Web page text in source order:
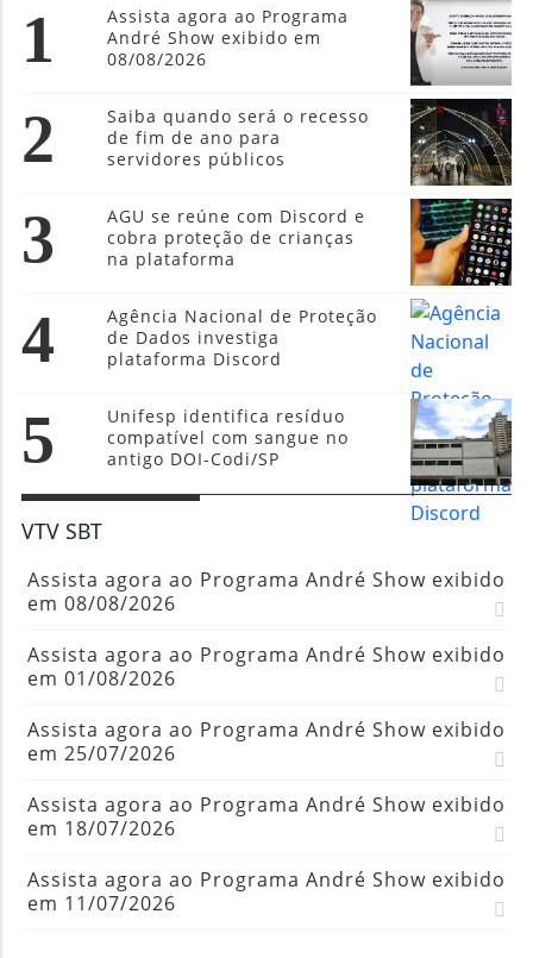
1
Assista agora ao Programa
André Show exibido em
08/08/2026
2
Saiba quando será o recesso
de fim de ano para
servidores públicos
3
AGU se reúne com Discord e
cobra proteção de crianças
na plataforma
4
Agência Nacional de Proteção
de Dados investiga
plataforma Discord
5
Unifesp identifica resíduo
compatível com sangue no
antigo DOI-Codi/SP
VTV SBT
Assista agora ao Programa André Show exibido
em 08/08/2026
Assista agora ao Programa André Show exibido
em 01/08/2026
Assista agora ao Programa André Show exibido
em 25/07/2026
Assista agora ao Programa André Show exibido
em 18/07/2026
Assista agora ao Programa André Show exibido
em 11/07/2026